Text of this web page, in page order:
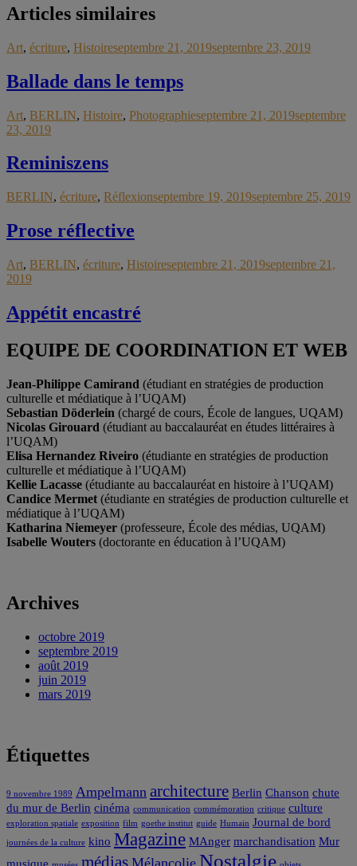
Articles similaires
Art, écriture, Histoireseptembre 21, 2019septembre 23, 2019
Ballade dans le temps
Art, BERLIN, Histoire, Photographieseptembre 21, 2019septembre
23, 2019
Reminiszens
BERLIN, écriture, Réflexionseptembre 19, 2019septembre 25, 2019
Prose réflective
Art, BERLIN, écriture, Histoireseptembre 21, 2019septembre 21,
2019
Appétit encastré
EQUIPE DE COORDINATION ET WEB
Jean-Philippe Camirand (étudiant en stratégies de production
culturelle et médiatique à l’UQAM)
Sebastian Döderlein (chargé de cours, École de langues, UQAM)
Nicolas Girouard (étudiant au baccalauréat en études littéraires à
l’UQAM)
Elisa Hernandez Riveiro (étudiante en stratégies de production
culturelle et médiatique à l’UQAM)
Kellie Lacasse (étudiante au baccalauréat en histoire à l’UQAM)
Candice Mermet (étudiante en stratégies de production culturelle et
médiatique à l’UQAM)
Katharina Niemeyer (professeure, École des médias, UQAM)
Isabelle Wouters (doctorante en éducation à l’UQAM)
Archives
octobre 2019
septembre 2019
août 2019
juin 2019
mars 2019
Étiquettes
9 novembre 1989 Ampelmann architecture Berlin Chanson chute
du mur de Berlin cinéma communication commémoration critique culture
exploration spatiale exposition film goethe institut guide Humain Journal de bord
journées de la culture kino Magazine MAnger marchandisation Mur
musique
médias Mélancolie Nostalgie